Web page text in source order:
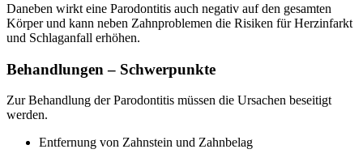
Daneben wirkt eine Parodontitis auch negativ auf den gesamten
Körper und kann neben Zahnproblemen die Risiken für Herzinfarkt
und Schlaganfall erhöhen.
Behandlungen – Schwerpunkte
Zur Behandlung der Parodontitis müssen die Ursachen beseitigt
werden.
Entfernung von Zahnstein und Zahnbelag